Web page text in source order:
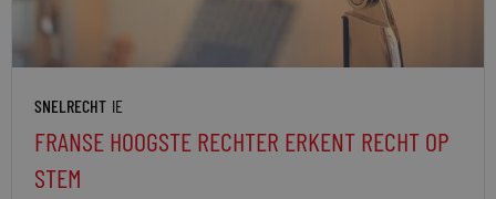
SNELRECHT IE
FRANSE HOOGSTE RECHTER ERKENT RECHT OP
STEM